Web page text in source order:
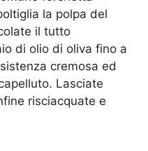
la polpa del
il tutto
di olio di oliva fino a
cremosa ed
Lasciate
risciacquate e